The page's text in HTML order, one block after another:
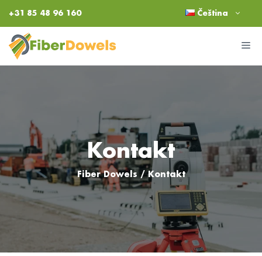
Přeskočit
obsah
+31 85 48 96 160 Čeština
Kontakt
Fiber Dowels /Kontakt